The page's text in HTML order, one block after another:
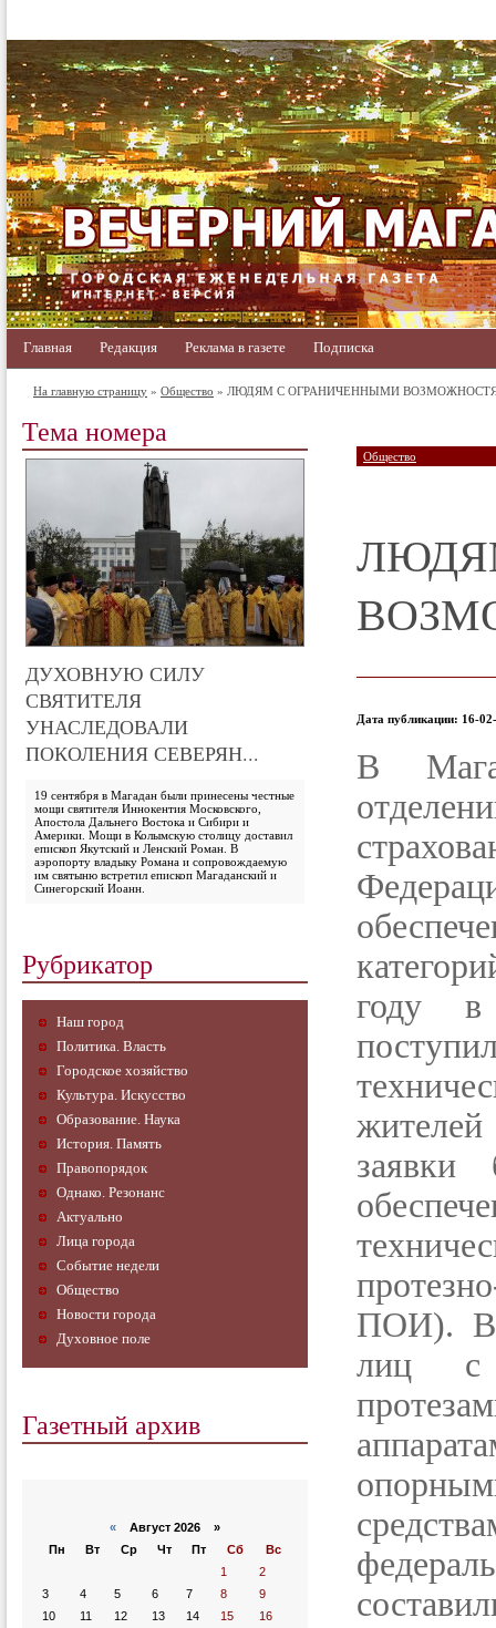
Главная Редакция Реклама в газете Подписка
На главную страницу » Общество » ЛЮДЯМ С ОГРАНИЧЕННЫМИ
Тема номера
ДУХОВНУЮ СИЛУ
СВЯТИТЕЛЯ
УНАСЛЕДОВАЛИ
ПОКОЛЕНИЯ СЕВЕРЯН...
19 сентября в Магадан были принесены честные
мощи святителя Иннокентия Московского,
Апостола Дальнего Востока и Сибири и
Америки. Мощи в Колымскую столицу доставил
епископ Якутский и Ленский Роман. В
аэропорту владыку Романа и сопровождаемую
им святыню встретил епископ Магаданский и
Синегорский Иоанн.
Рубрикатор
Наш город
Политика. Власть
Городское хозяйство
Культура. Искусство
Образование. Наука
История. Память
Правопорядок
Однако. Резонанс
Актуально
Лица города
Событие недели
Общество
Новости города
Духовное поле
Газетный архив
« Август 2026 »
Пн
Вт Ср Чт Пт Сб
Вс
1
2
3
4 5 6 7 8
9
10
11 12 13 14 15
16
Общество
Дата публикации: 16-
В
году в
ПОИ). В
лиц с